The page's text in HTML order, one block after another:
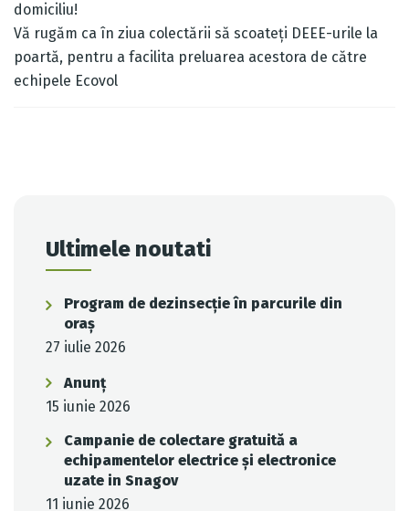
domiciliu!
Vă rugăm ca în ziua colectării să scoateți DEEE-urile la
poartă, pentru a facilita preluarea acestora de către
echipele Ecovol
Ultimele noutati
Program de dezinsecție în parcurile din
oraș
27 iulie 2026
Anunț
15 iunie 2026
Campanie de colectare gratuită a
echipamentelor electrice și electronice
uzate in Snagov
11 iunie 2026